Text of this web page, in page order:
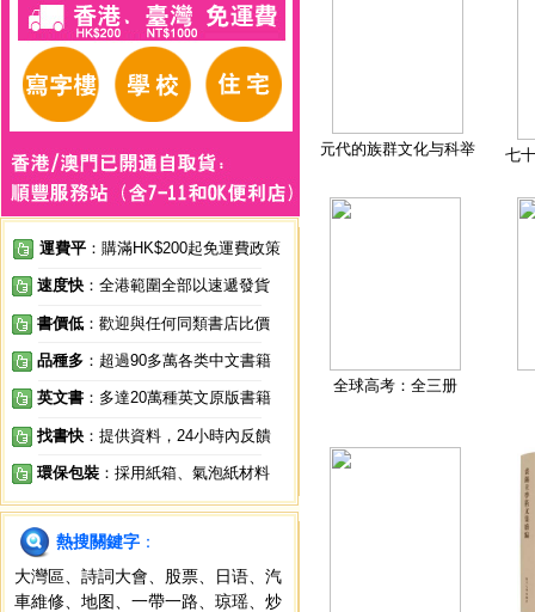
運費平 ：購滿HK$200起免運費政策
速度快 ：全港範圍全部以速遞發貨
書價低 ：歡迎與任何同類書店比價
品種多 ：超過90多萬各类中文書籍
英文書 ：多達20萬種英文原版書籍
找書快 ：提供資料，24小時內反饋
環保包裝 ：採用紙箱、氣泡紙材料
熱搜關鍵字 ：
大灣區
詩詞大會 股票 日语
汽
車維修
地图 一帶一路 琼瑶
炒
元代的族群文化与科举 七
全球高考：全三册